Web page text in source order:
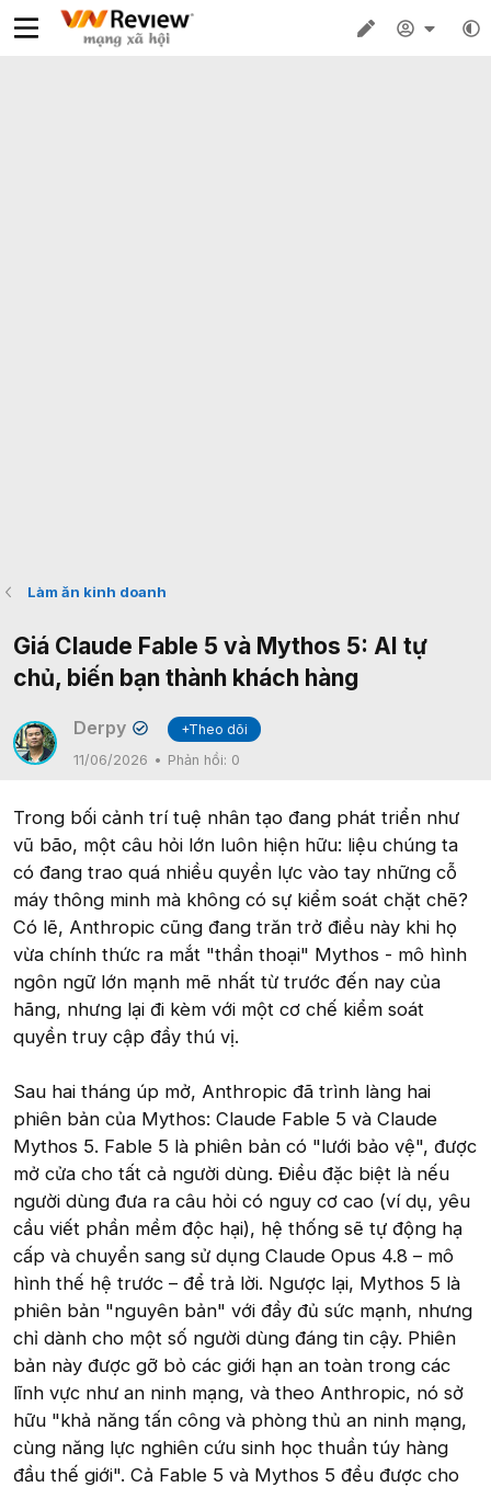
Làm ăn kinh doanh
Giá Claude Fable 5 và Mythos 5: AI tự
chủ, biến bạn thành khách hàng
Derpy ✔
+Theo dõi
11/06/2026
Phản hồi: 0
Trong bối cảnh trí tuệ nhân tạo đang phát triển như
vũ bão, một câu hỏi lớn luôn hiện hữu: liệu chúng ta
có đang trao quá nhiều quyền lực vào tay những cỗ
máy thông minh mà không có sự kiểm soát chặt chẽ?
Có lẽ, Anthropic cũng đang trăn trở điều này khi họ
vừa chính thức ra mắt "thần thoại" Mythos - mô hình
ngôn ngữ lớn mạnh mẽ nhất từ trước đến nay của
hãng, nhưng lại đi kèm với một cơ chế kiểm soát
quyền truy cập đầy thú vị.
Sau hai tháng úp mở, Anthropic đã trình làng hai
phiên bản của Mythos: Claude Fable 5 và Claude
Mythos 5. Fable 5 là phiên bản có "lưới bảo vệ", được
mở cửa cho tất cả người dùng. Điều đặc biệt là nếu
người dùng đưa ra câu hỏi có nguy cơ cao (ví dụ, yêu
cầu viết phần mềm độc hại), hệ thống sẽ tự động hạ
cấp và chuyển sang sử dụng Claude Opus 4.8 – mô
hình thế hệ trước – để trả lời. Ngược lại, Mythos 5 là
phiên bản "nguyên bản" với đầy đủ sức mạnh, nhưng
chỉ dành cho một số người dùng đáng tin cậy. Phiên
bản này được gỡ bỏ các giới hạn an toàn trong các
lĩnh vực như an ninh mạng, và theo Anthropic, nó sở
hữu "khả năng tấn công và phòng thủ an ninh mạng,
cùng năng lực nghiên cứu sinh học thuần túy hàng
đầu thế giới". Cả Fable 5 và Mythos 5 đều được cho